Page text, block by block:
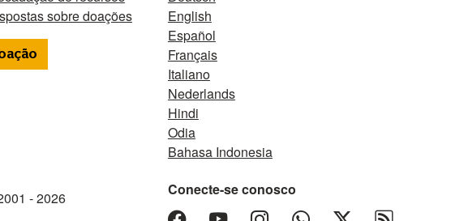
sobre doações
English
Español
Français
Italiano
Nederlands
Hindi
Odia
Bahasa Indonesia
Conecte-se conosco
- 2026